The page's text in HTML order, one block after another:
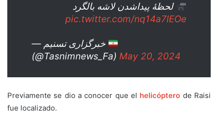
لحظۀ پیداشدن لاشه بالگرد
pic.twitter.com/nq14a7IEOe
(@Tasnimnews_Fa) May 20, 2024
Previamente se dio a conocer que el helicóptero de Raisi
fue localizado.